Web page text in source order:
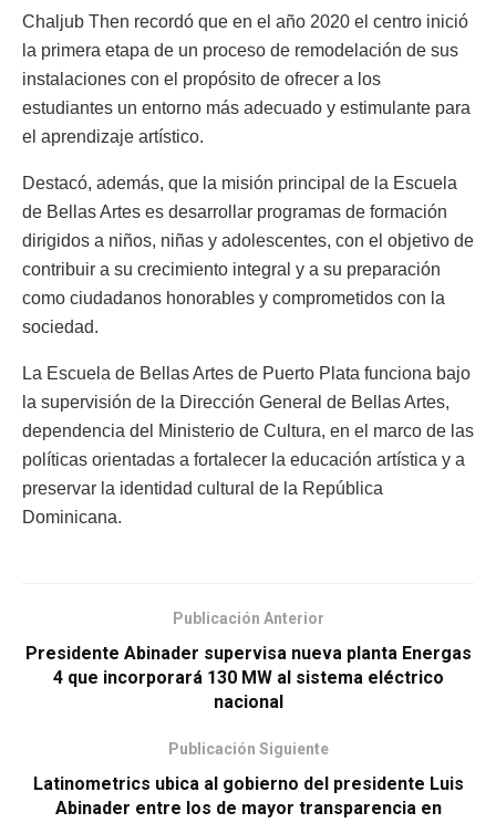
Chaljub Then recordó que en el año 2020 el centro inició
la primera etapa de un proceso de remodelación de sus
instalaciones con el propósito de ofrecer a los
estudiantes un entorno más adecuado y estimulante para
el aprendizaje artístico.
Destacó, además, que la misión principal de la Escuela
de Bellas Artes es desarrollar programas de formación
dirigidos a niños, niñas y adolescentes, con el objetivo de
contribuir a su crecimiento integral y a su preparación
como ciudadanos honorables y comprometidos con la
sociedad.
La Escuela de Bellas Artes de Puerto Plata funciona bajo
la supervisión de la Dirección General de Bellas Artes,
dependencia del Ministerio de Cultura, en el marco de las
políticas orientadas a fortalecer la educación artística y a
preservar la identidad cultural de la República
Dominicana.
Publicación Anterior
Presidente Abinader supervisa nueva planta Energas
4 que incorporará 130 MW al sistema eléctrico
nacional
Publicación Siguiente
Latinometrics ubica al gobierno del presidente Luis
Abinader entre los de mayor transparencia en